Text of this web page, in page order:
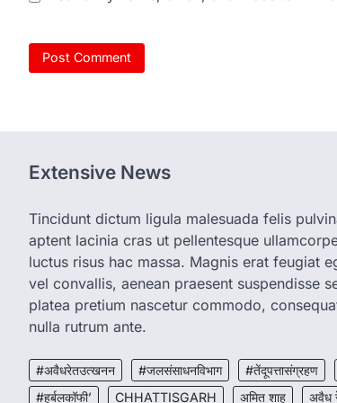
Extensive News
Tincidunt dictum ligula malesuada felis
aptent lacinia cras ut pellentesque
luctus risus hac massa. Magnis erat feugiat
vel convallis, aenean praesent suspendisse
platea pretium nascetur commodo,
nulla rutrum ante.
#अवैधरेतउत्खनन #जलसंसाधनविभाग #तेंदूपत्तासंग्रहण
#हर्बलकॉफी’
CHHATTISGARH अमित शाह अवैध